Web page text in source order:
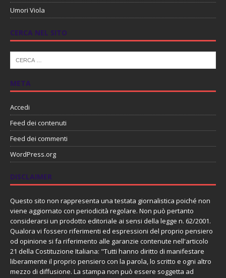
Umori Viola
CERCA NEL SITO
META
Accedi
Feed dei contenuti
Feed dei commenti
WordPress.org
DISCLAIMER
Questo sito non rappresenta una testata giornalistica poiché non
viene aggiornato con periodicità regolare. Non può pertanto
considerarsi un prodotto editoriale ai sensi della legge n. 62/2001.
Qualora vi fossero riferimenti ed espressioni del proprio pensiero
od opinione si fa riferimento alle garanzie contenute nell'articolo
21 della Costituzione Italiana: "Tutti hanno diritto di manifestare
liberamente il proprio pensiero con la parola, lo scritto e ogni altro
mezzo di diffusione. La stampa non può essere soggetta ad